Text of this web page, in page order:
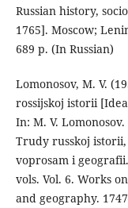
Russian history,
1765]. Moscow;
689 p. (In Russian)
Lomonosov, M. V.
rossijskoj istorii
In: M. V.
Trudy russkoj istorii,
voprosam i
vols. Vol. 6. Works
and geography.